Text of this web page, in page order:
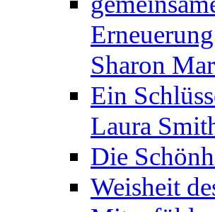
Sharon
Ein
Laura
Die
Weisheit